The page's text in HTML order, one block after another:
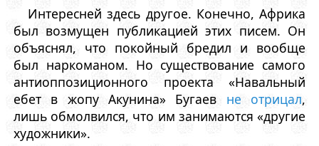
Интересней здесь другое. Конечно, Африка
был возмущен публикацией этих писем. Он
объяснял, что покойный бредил и вообще
был наркоманом. Но существование самого
антиоппозиционного проекта «Навальный
ебет в жопу Акунина» Бугаев не отрицал,
лишь обмолвился, что им занимаются «другие
художники».